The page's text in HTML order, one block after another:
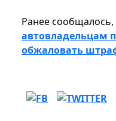
Ранее сообщалось,
автовладельцам
обжаловать